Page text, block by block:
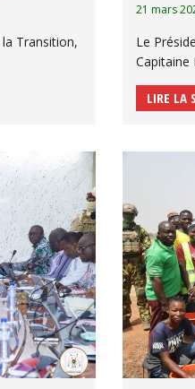
21 mars
Le
Capitaine
LIRE LA
Transition,